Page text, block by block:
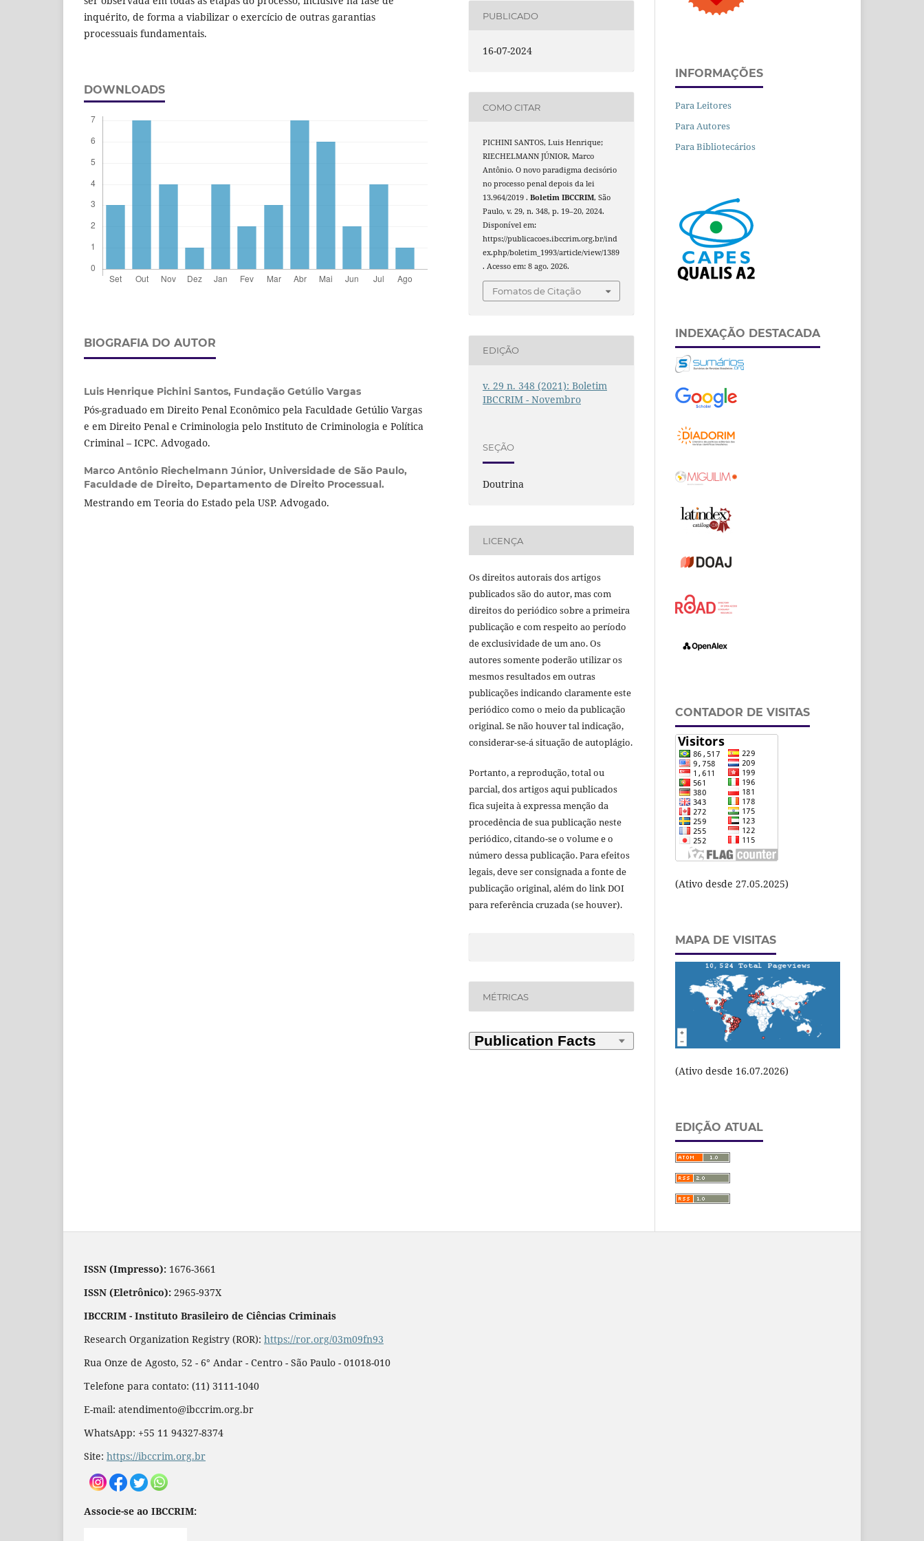
inquérito, de forma a viabilizar o exercício de outras garantias
processuais fundamentais.
DOWNLOADS
BIOGRAFIA DO AUTOR
Luis Henrique Pichini Santos, Fundação Getúlio Vargas
Pós-graduado em Direito Penal Econômico pela Faculdade Getúlio Vargas
e em Direito Penal e Criminologia pelo Instituto de Criminologia e Política
Criminal – ICPC. Advogado.
Marco Antônio Riechelmann Júnior, Universidade de São Paulo,
Faculdade de Direito, Departamento de Direito Processual.
Mestrando em Teoria do Estado pela USP. Advogado.
PUBLICADO
16-07-2024
COMO CITAR
PICHINI SANTOS, Luis Henrique;
RIECHELMANN JÚNIOR, Marco
Antônio. O novo paradigma decisório
no processo penal depois da lei
13.964/2019 .Boletim IBCCRIM, São
Paulo, v. 29, n. 348, p. 19–20, 2024.
Disponível em:
https://publicacoes.ibccrim.org.br/ind
ex.php/boletim_1993/article/view/1389
. Acesso em: 8 ago. 2026.
Fomatos de Citação
EDIÇÃO
v. 29 n. 348 (2021): Boletim
IBCCRIM - Novembro
SEÇÃO
Doutrina
LICENÇA
Os direitos autorais dos artigos
publicados são do autor, mas com
direitos do periódico sobre a primeira
publicação e com respeito ao período
de exclusividade de um ano. Os
autores somente poderão utilizar os
mesmos resultados em outras
publicações indicando claramente este
periódico como o meio da publicação
original. Se não houver tal indicação,
considerar-se-á situação de autoplágio.
Portanto, a reprodução, total ou
parcial, dos artigos aqui publicados
fica sujeita à expressa menção da
procedência de sua publicação neste
periódico, citando-se o volume e o
número dessa publicação. Para efeitos
legais, deve ser consignada a fonte de
publicação original, além do link DOI
para referência cruzada (se houver).
MÉTRICAS
INFORMAÇÕES
Para Leitores
Para Autores
Para Bibliotecários
INDEXAÇÃO DESTACADA
CONTADOR DE VISITAS
(Ativo desde 27.05.2025)
MAPA DE VISITAS
(Ativo desde 16.07.2026)
EDIÇÃO ATUAL
ISSN (Impresso): 1676-3661
ISSN (Eletrônico): 2965-937X
IBCCRIM - Instituto Brasileiro de Ciências Criminais
Research Organization Registry (ROR): https://ror.org/03m09fn93
Rua Onze de Agosto, 52 - 6° Andar - Centro - São Paulo - 01018-010
Telefone para contato: (11) 3111-1040
E-mail: atendimento@ibccrim.org.br
WhatsApp: +55 11 94327-8374
Site: https://ibccrim.org.br
Associe-se ao IBCCRIM: